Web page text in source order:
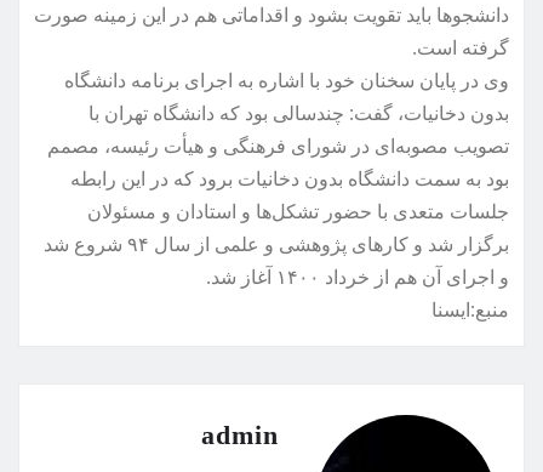
دانشجوها باید تقویت بشود و اقداماتی هم در این زمینه صورت
گرفته است.
وی در پایان سخنان خود با اشاره به اجرای برنامه دانشگاه
بدون دخانیات، گفت: چندسالی بود که دانشگاه تهران با
تصویب مصوبه‌ای در شورای فرهنگی و هیأت رئیسه، مصمم
بود به سمت دانشگاه بدون دخانیات برود که در این رابطه
جلسات متعدی با حضور تشکل‌ها و استادان و مسئولان
برگزار شد و کارهای پژوهشی و علمی از سال ۹۴ شروع شد
و اجرای آن هم از خرداد ۱۴۰۰ آغاز شد.
منبع:ايسنا
admin